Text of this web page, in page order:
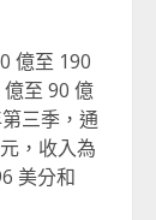
億至 190
至 90 億
三季，通
，收入為
美分和